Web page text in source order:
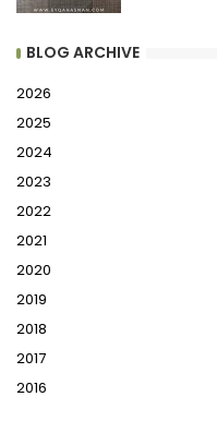
BLOG ARCHIVE
2026
2025
2024
2023
2022
2021
2020
2019
2018
2017
2016